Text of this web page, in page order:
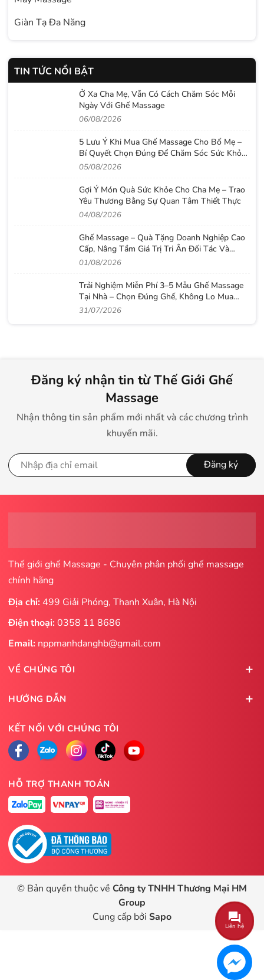
Giàn Tạ Đa Năng
TIN TỨC NỔI BẬT
Ở Xa Cha Mẹ, Vẫn Có Cách Chăm Sóc Mỗi
Ngày Với Ghế Massage
06/08/2026
5 Lưu Ý Khi Mua Ghế Massage Cho Bố Mẹ –
Bí Quyết Chọn Đúng Để Chăm Sóc Sức Khỏe
Lâu Dài
05/08/2026
Gợi Ý Món Quà Sức Khỏe Cho Cha Mẹ – Trao
Yêu Thương Bằng Sự Quan Tâm Thiết Thực
04/08/2026
Ghế Massage – Quà Tặng Doanh Nghiệp Cao
Cấp, Nâng Tầm Giá Trị Tri Ân Đối Tác Và
Nhân Viên
01/08/2026
Trải Nghiệm Miễn Phí 3–5 Mẫu Ghế Massage
Tại Nhà – Chọn Đúng Ghế, Không Lo Mua
Nhầm
31/07/2026
Đăng ký nhận tin từ Thế Giới Ghế
Massage
Nhận thông tin sản phẩm mới nhất và các chương trình
khuyến mãi.
Đăng ký
Thế giới ghế Massage - Chuyên phân phối ghế massage
chính hãng
Địa chỉ: 499 Giải Phóng, Thanh Xuân, Hà Nội
Điện thoại:0358 11 8686
Email: nppmanhdanghb@gmail.com
VỀ CHÚNG TÔI
HƯỚNG DẪN
KẾT NỐI VỚI CHÚNG TÔI
HỖ TRỢ THANH TOÁN
© Bản quyền thuộc về Công ty TNHH Thương Mại HM
Group
Cung cấp bởi Sapo
Liên hệ